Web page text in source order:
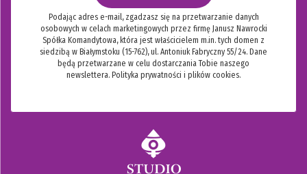
Podając adres e-mail, zgadzasz się na przetwarzanie danych
osobowych w celach marketingowych przez firmę Janusz Nawrocki
Spółka Komandytowa, która jest właścicielem m.in. tych domen z
siedzibą w Białymstoku (15-762), ul. Antoniuk Fabryczny 55/24. Dane
będą przetwarzane w celu dostarczania Tobie naszego
newslettera. Polityka prywatności i plików cookies.